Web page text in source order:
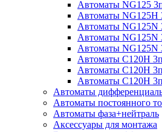
Автоматы NG125
Автоматы NG125H
Автоматы NG125N
Автоматы NG125N
Автоматы NG125N
Автоматы С120Н
Автоматы С120Н
Автоматы С120Н
Автоматы
Автоматы постоянного
Автоматы фаза+нейтраль
Аксессуары для монтажа